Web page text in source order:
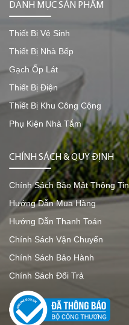
DANH MỤC SẢN PHẨM
Thiết Bị Vệ Sinh
Thiết Bị Nhà Bếp
Gạch Ốp Lát
Thiết Bị Điện
Thiết Bị Khu Công Cộng
Phụ Kiện Nhà Tắm
CHÍNH SÁCH & QUY ĐỊNH
Chính Sách Bảo Mật Thông Tin
Hướng Dẫn Mua Hàng
Hướng Dẫn Thanh Toán
Chính Sách Vận Chuyển
Chính Sách Bảo Hành
Chính Sách Đổi Trả